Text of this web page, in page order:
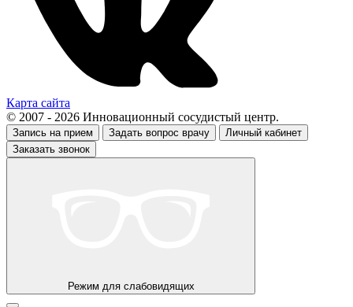
Карта сайта
© 2007 - 2026 Инновационный сосудистый центр.
Запись на прием Задать вопрос врачу
Личный кабинет
Заказать звонок
Режим для слабовидящих